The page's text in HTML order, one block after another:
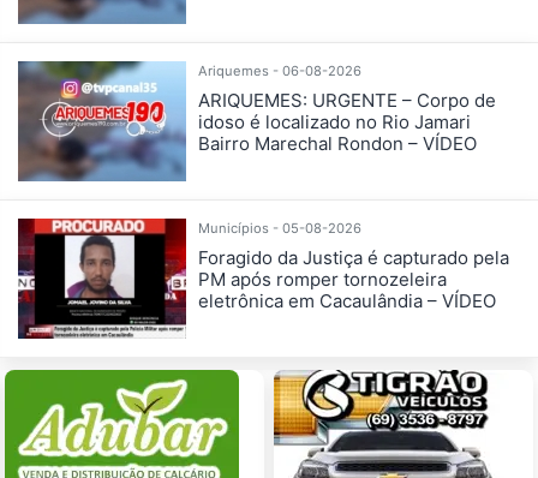
Ariquemes - 06-08-2026
ARIQUEMES: URGENTE – Corpo de
idoso é localizado no Rio Jamari
Bairro Marechal Rondon – VÍDEO
Municípios - 05-08-2026
Foragido da Justiça é capturado pela
PM após romper tornozeleira
eletrônica em Cacaulândia – VÍDEO